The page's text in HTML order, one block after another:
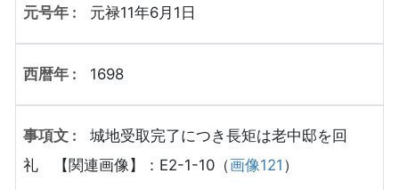
元禄11年6月1日
1698
城地受取完了につき長矩は老中邸を回
礼 【関連画像】：E2-1-10（画像121 ）